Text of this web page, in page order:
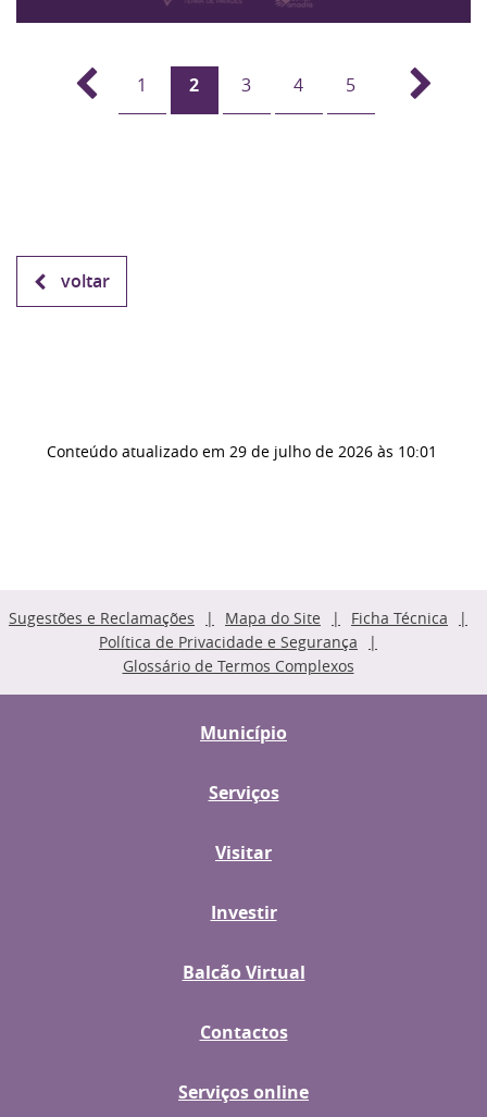
1 2 3 4 5
voltar
Conteúdo atualizado em 29 de julho de 2026 às 10:01
Sugestões e Reclamações Mapa do Site
Ficha Técnica
Política de Privacidade e Segurança
Glossário de Termos Complexos
Município
Serviços
Visitar
Investir
Balcão Virtual
Contactos
Serviços online